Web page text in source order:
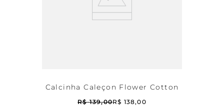
Calcinha Caleçon Flower Cotton
R$ 139,00R$ 138,00